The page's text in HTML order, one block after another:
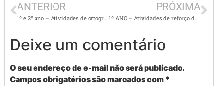
ANTERIOR PRÓXIMA
Deixe um comentário
O seu endereço de e-mail não será publicado.
Campos obrigatórios são marcados com *